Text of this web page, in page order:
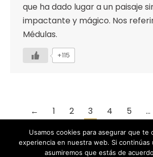
que ha dado lugar a un paisaje
impactante y mágico. Nos
Médulas.
+115
← 1 2 3 4 5 …
Usamos cookies para asegurar que te
experiencia en nuestra web. Si continúas
asumiremos que estás de